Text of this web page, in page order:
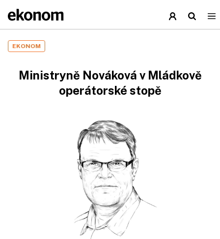
EKONOM
Ministryně Nováková v Mládkově
operátorské stopě